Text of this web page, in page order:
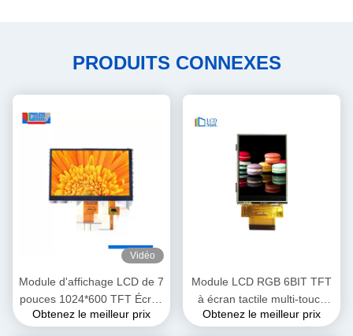
PRODUITS CONNEXES
Vidéo
Module d'affichage LCD de 7
pouces 1024*600 TFT Écran
LCD RGB Interface 24 bits
Obtenez le meilleur prix
Module LCD RGB 6BIT TFT
à écran tactile multi-touch
240*320
Obtenez le meilleur prix